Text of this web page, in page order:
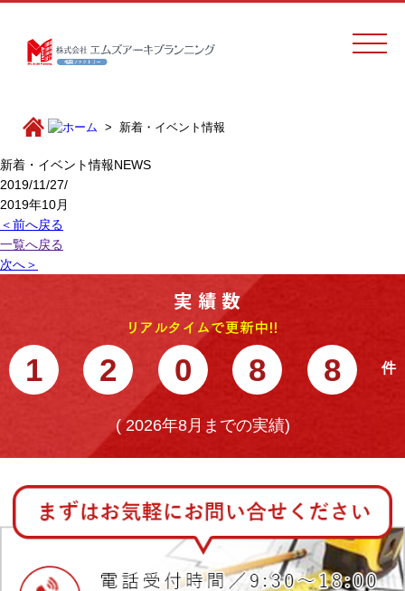
新着・イベント情報
新着・イベント情報NEWS
2019/11/27/
2019年10月
＜前へ戻る
一覧へ戻る
次へ＞
1 2 0 8 8
(2026年8月までの実績)